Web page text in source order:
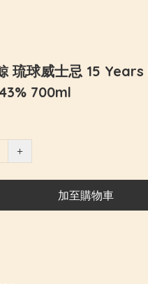
琉球威士忌 15
700ml
+
加至購物車